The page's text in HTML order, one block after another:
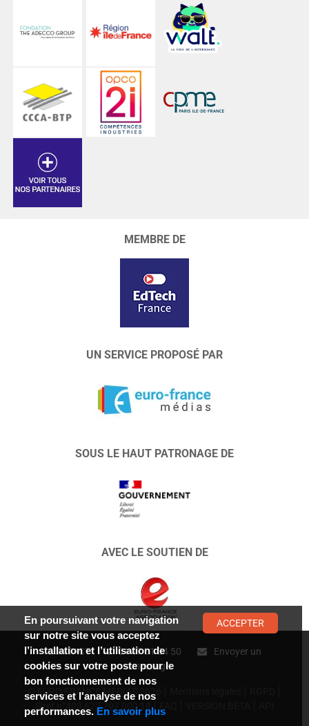
MEMBRE DE
UN SERVICE PROPOSÉ PAR
SOUS LE HAUT PATRONAGE DE
AVEC LE SOUTIEN DE
CONTACT : 01 47 01 34 50
Envoyer un
message
© EURO FRANCE MÉDIAS 2026
Siret n°403 627 797 000 18
En poursuivant votre navigation
sur notre site vous acceptez
l’installation et l’utilisation de
cookies sur votre poste pour le
bon fonctionnement de nos
services et l'analyse de nos
performances. En savoir plus
ACCEPTER